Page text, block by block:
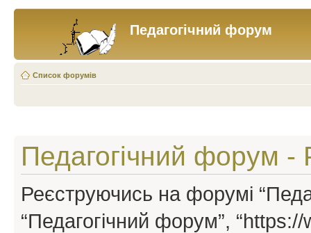
Педагогічний форум
Список форумів
Педагогічний форум -
Реєструючись на форумі
“Педагогічний форум”,